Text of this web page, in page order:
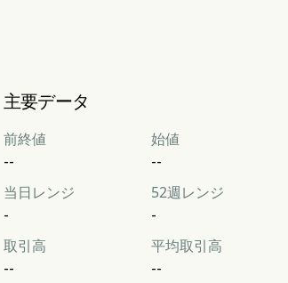
主要データ
前終値
--
始値
--
当日レンジ
-
52週レンジ
-
取引高
--
平均取引高
--